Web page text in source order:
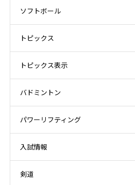
ソフトボール
トピックス
トピックス表示
バドミントン
パワーリフティング
入試情報
剣道